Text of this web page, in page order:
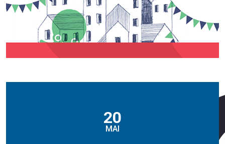
20
MAI